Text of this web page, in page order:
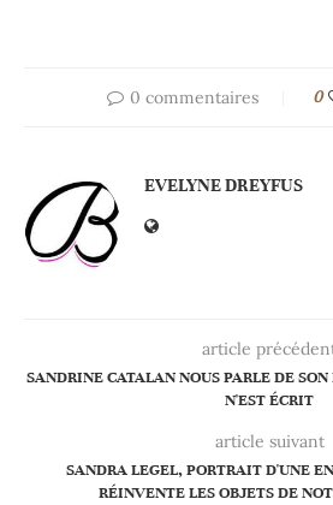
0 commentaires 0
EVELYNE DREYFUS
article
SANDRINE CATALAN NOUS PARLE DE
N'EST ÉCRIT
article suivant
SANDRA LEGEL, PORTRAIT D'UNE
RÉINVENTE LES OBJETS DE